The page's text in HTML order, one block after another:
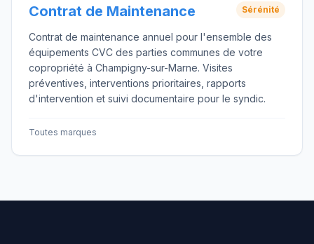
Contrat de Maintenance Sérénité
Contrat de maintenance annuel pour l'ensemble des
équipements CVC des parties communes de votre
copropriété à Champigny-sur-Marne. Visites
préventives, interventions prioritaires, rapports
d'intervention et suivi documentaire pour le syndic.
Toutes marques